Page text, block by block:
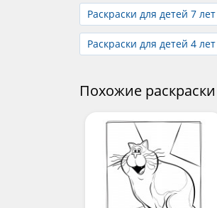
Раскраски для детей 7 лет
Раскраски для детей 4 лет
Похожие раскраски